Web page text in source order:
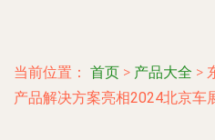
当前位置： 首页 > 产品大全 >
产品解决方案亮相2024北京车